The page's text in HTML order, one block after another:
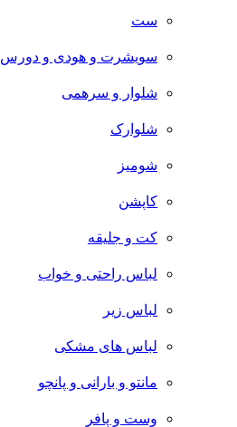
ست
سویشرت و هودی و دورس
شلوار و سرهمی
شلوارک
شومیز
کاپشن
کت و جلیقه
لباس راحتی و خواب
لباس زیر
لباس های مشکی
مانتو و بارانی و پانچو
وست و پافر